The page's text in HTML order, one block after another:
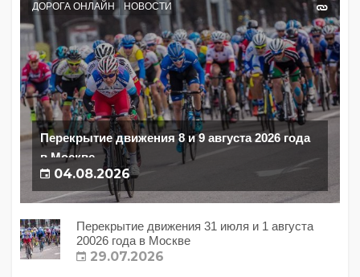
ДОРОГА ОНЛАЙН НОВОСТИ
Перекрытие движения 8 и 9 августа 2026 года
в Москве
04.08.2026
Перекрытие движения 31 июля и 1 августа
20026 года в Москве
29.07.2026